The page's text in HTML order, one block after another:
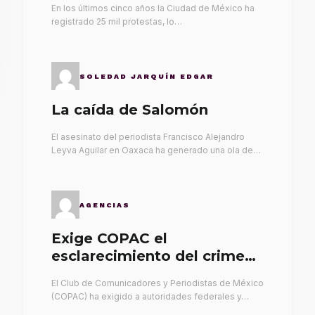
En los últimos cinco años la Ciudad de México ha
registrado 25 mil protestas, lo…
SOLEDAD JARQUÍN EDGAR
La caída de Salomón
El asesinato del periodista Francisco Alejandro
Leyva Aguilar en Oaxaca ha generado una ola de…
AGENCIAS
Exige COPAC el
esclarecimiento del crimen
El Club de Comunicadores y Periodistas de México
(COPAC) ha exigido a autoridades federales y…